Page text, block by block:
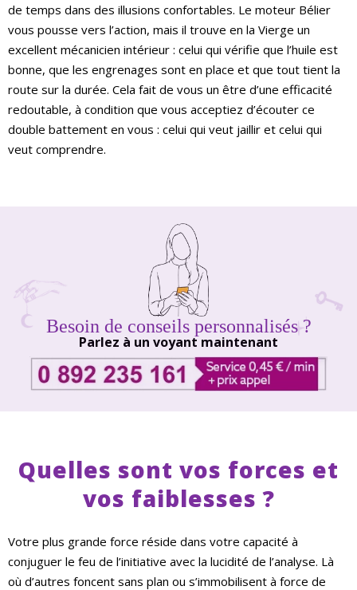
de temps dans des illusions confortables. Le moteur Bélier
vous pousse vers l’action, mais il trouve en la Vierge un
excellent mécanicien intérieur : celui qui vérifie que l’huile est
bonne, que les engrenages sont en place et que tout tient la
route sur la durée. Cela fait de vous un être d’une efficacité
redoutable, à condition que vous acceptiez d’écouter ce
double battement en vous : celui qui veut jaillir et celui qui
veut comprendre.
Besoin de conseils personnalisés ?
Parlez à un voyant maintenant
Quelles sont vos forces et
vos faiblesses ?
Votre plus grande force réside dans votre capacité à
conjuguer le feu de l’initiative avec la lucidité de l’analyse. Là
où d’autres foncent sans plan ou s’immobilisent à force de